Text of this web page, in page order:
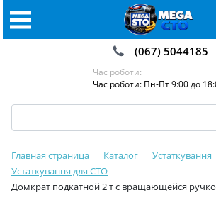
(067) 5044185
Час роботи:
Час роботи: Пн-Пт 9:00 до
Главная страница Каталог
Устаткування
Устаткування для СТО
Домкрат подкатной 2 т с вращающейся